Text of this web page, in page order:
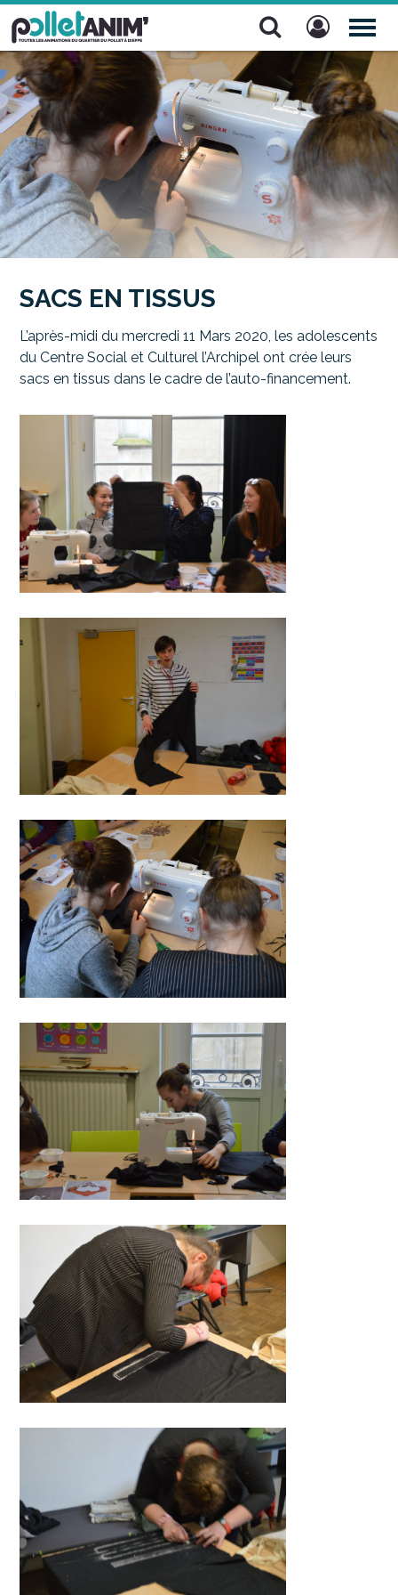
Pollet Anim'
SACS EN TISSUS
L’après-midi du mercredi 11 Mars 2020, les adolescents
du Centre Social et Culturel l’Archipel ont crée leurs
sacs en tissus dans le cadre de l’auto-financement.